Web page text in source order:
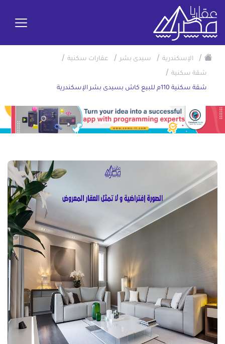
/ الإسكندرية / سيدى بشر / عقارات سكنية /
شقة سكنية /
شقة سكنية 110م للبيع كاش بسيدى بشر الإسكندرية